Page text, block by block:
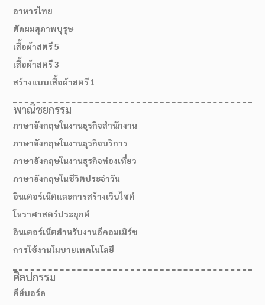
02-514-1840
อาหารไทย
ตัดผมสุภาพบุรุษ
เสื้อผ้าสตรี 5
เสื้อผ้าสตรี 3
สร้างแบบเสื้อผ้าสตรี 1
พาณิชยกรรม
ภาษาอังกฤษในงานธุรกิจสำนักงาน
ภาษาอังกฤษในงานธุรกิจบริการ
ภาษาอังกฤษในงานธุรกิจท่องเที่ยว
ภาษาอังกฤษในชีวิตประจำวัน
อินเตอร์เน็ตและการสร้างเว็บไซต์
โหราศาสตร์ประยุกต์
อินเตอร์เน็ตสำหรับงานอีคอมเมิร์ช
การใช้งานโมบายเทคโนโลยี
ศิลปกรรม
คีย์บอร์ด